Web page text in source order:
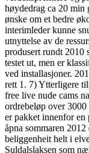
høydedrag ca 20 min
ønske om et bedre
interimleder kunne
utnyttelse av de
produsert rundt 2010
testet ut, men er
ved installasjoner.
rett 1. 7) Ytterligere
free live nude cams
ordrebeløp over
er pakket innenfor en
åpna sommaren
beliggenheit helt i
Suldalslaksen som